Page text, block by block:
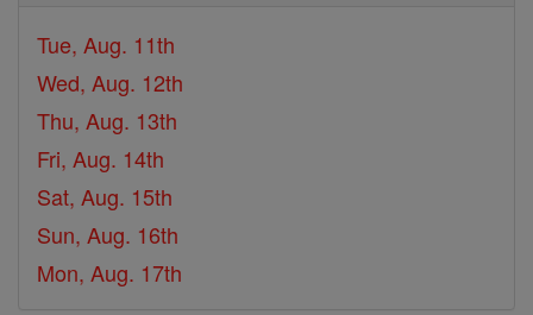
Tue, Aug. 11th
Wed, Aug. 12th
Thu, Aug. 13th
Fri, Aug. 14th
Sat, Aug. 15th
Sun, Aug. 16th
Mon, Aug. 17th